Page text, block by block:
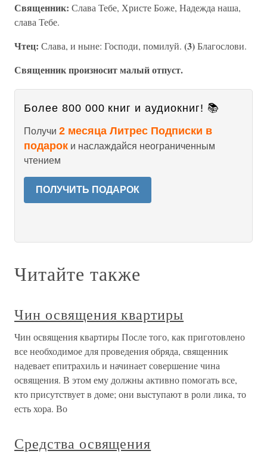
Священник: Слава Тебе, Христе Боже, Надежда наша,
слава Тебе.
Чтец: Слава, и ныне: Господи, помилуй. (3)Благослови.
Священник произносит малый отпуст.
Более 800 000 книг и аудиокниг! 📚
Получи 2 месяца Литрес Подписки в
подарок и наслаждайся неограниченным
чтением
ПОЛУЧИТЬ ПОДАРОК
Читайте также
Чин освящения квартиры
Чин освящения квартиры После того, как приготовлено
все необходимое для проведения обряда, священник
надевает епитрахиль и начинает совершение чина
освящения. В этом ему должны активно помогать все,
кто присутствует в доме; они выступают в роли лика, то
есть хора. Во
Средства освящения